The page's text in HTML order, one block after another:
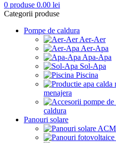
0 produse 0.00 lei
Categorii produse
Pompe de caldura
Aer-Aer
Aer-Apa
Apa-Apa
Sol-Apa
Piscina
menajera
caldura
Panouri solare